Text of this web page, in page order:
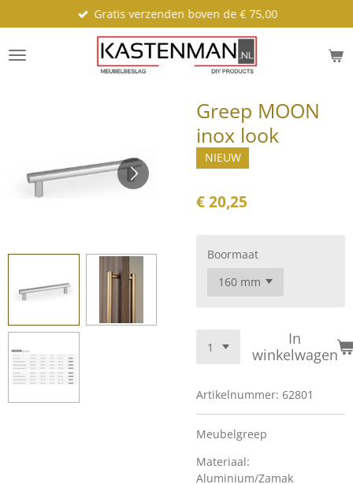
direct
naar
de
Gratis verzenden boven de € 75,00
Greep MOON
inox look
NIEUW
€ 20,25
Boormaat
In
winkelwagen
Artikelnummer: 62801
Meubelgreep
Materiaal:
Aluminium/Zamak